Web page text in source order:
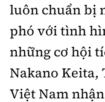
luôn chuẩn bị
phó với tình
những cơ hội
Nakano Keita,
Việt Nam